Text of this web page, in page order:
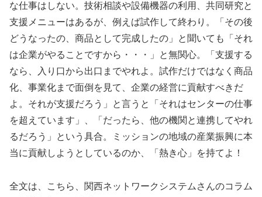
な仕事はしない。技術相談や設備機器の利用、共同研究と
支援メニューはあるが、例えば試作して終わり。「その後
どうなったの、商品として完成したの」と聞いても「それ
は企業がやることですから・・・」と無関心。「支援する
なら、入り口から出口までやれよ。試作だけではなく商品
化、事業化まで面倒を見て、企業の経営に貢献すべきだ
よ。それが支援だろう」と言うと「それはセンターの仕事
を超えています」、「だったら、他の機関と連携してやれ
るだろう」という具合。ミッションの地域の産業振興に本
当に貢献しようとしているのか、「熱き心」を持てよ！
全文は、こちら、関西ネットワークシステムさんのコラム